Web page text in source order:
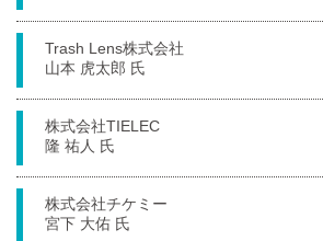
Trash Lens株式会社
山本 虎太郎 氏
株式会社TIELEC
隆 祐人 氏
株式会社チケミー
宮下 大佑 氏